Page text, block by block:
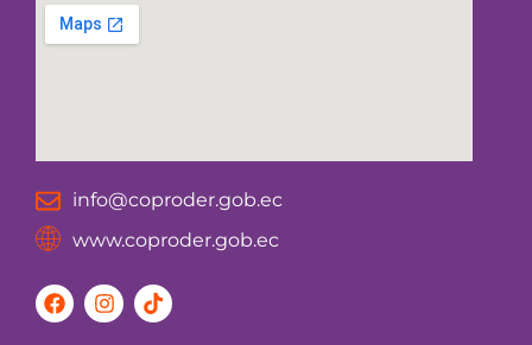
info@coproder.gob.ec
www.coproder.gob.ec
F
a
I
n
T
i